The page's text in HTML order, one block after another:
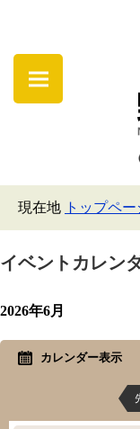
現在地 トップペー
イベントカレン
2026年6月
カレンダー表示